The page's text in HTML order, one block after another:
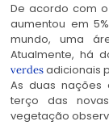
De acordo com
aumentou em
mundo, uma
Atualmente, há
verdesadicionais
As duas nações
terço das
vegetação